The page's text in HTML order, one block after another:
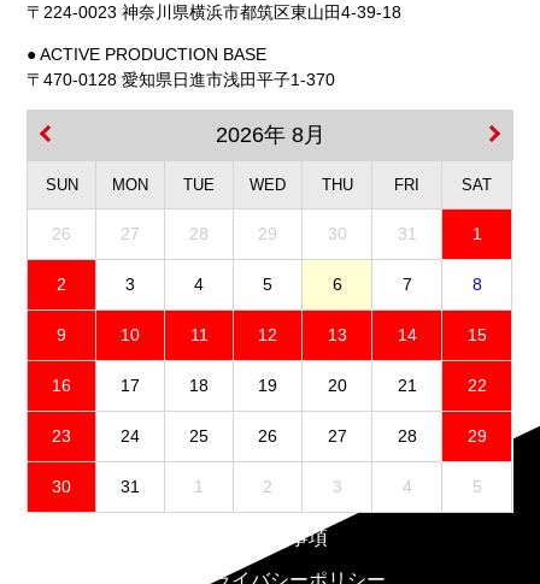
〒224-0023 神奈川県横浜市都筑区東山田4-39-18
● ACTIVE PRODUCTION BASE
〒470-0128 愛知県日進市浅田平子1-370
2026年 8月
SUN MON TUE WED THU FRI SAT
26 27 28 29 30 31 1
2 3 4 5 6 7 8
9 10 11 12 13 14 15
16 17 18 19 20 21 22
23 24 25 26 27 28 29
30 31 1 2 3 4 5
免責事項
プライバシーポリシー